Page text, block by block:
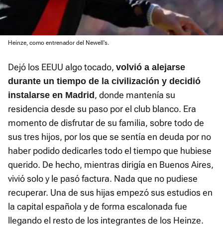
Heinze, como entrenador del Newell's.
Dejó los EEUU algo tocado, volvió a alejarse
durante un tiempo de la civilización y decidió
instalarse en Madrid, donde mantenía su
residencia desde su paso por el club blanco. Era
momento de disfrutar de su familia, sobre todo de
sus tres hijos, por los que se sentía en deuda por no
haber podido dedicarles todo el tiempo que hubiese
querido. De hecho, mientras dirigía en Buenos Aires,
vivió solo y le pasó factura. Nada que no pudiese
recuperar. Una de sus hijas empezó sus estudios en
la capital española y de forma escalonada fue
llegando el resto de los integrantes de los Heinze.